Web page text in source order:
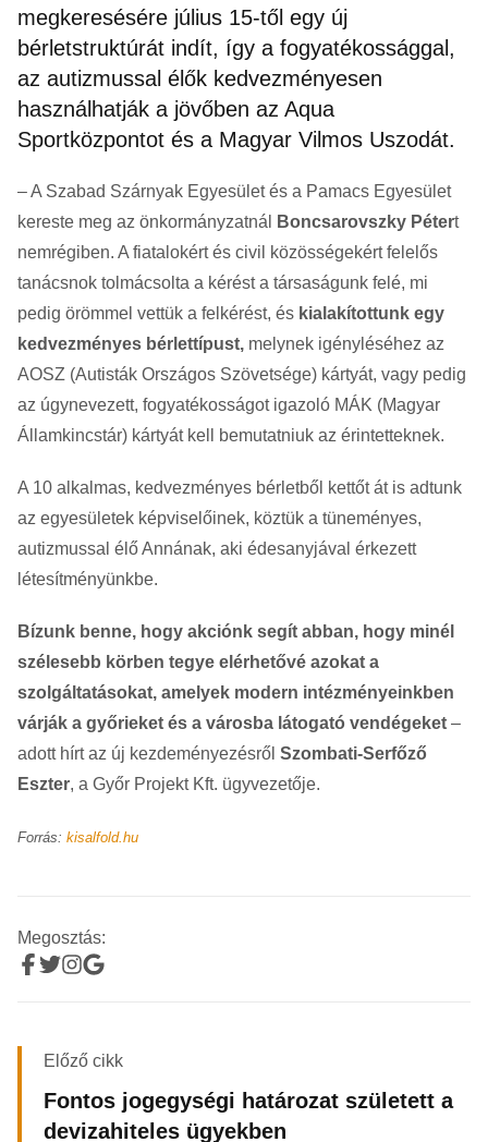
megkeresésére július 15-től egy új
bérletstruktúrát indít, így a fogyatékossággal,
az autizmussal élők kedvezményesen
használhatják a jövőben az Aqua
Sportközpontot és a Magyar Vilmos Uszodát.
– A Szabad Szárnyak Egyesület és a Pamacs Egyesület
kereste meg az önkormányzatnál
Boncsarovszky Pétert
nemrégiben. A fiatalokért és civil közösségekért felelős
tanácsnok tolmácsolta a kérést a társaságunk felé, mi
pedig örömmel vettük a felkérést, és kialakítottunk egy
kedvezményes bérlettípust, melynek igényléséhez az
AOSZ (Autisták Országos Szövetsége) kártyát, vagy pedig
az úgynevezett, fogyatékosságot igazoló MÁK (Magyar
Államkincstár) kártyát kell bemutatniuk az érintetteknek.
A 10 alkalmas, kedvezményes bérletből kettőt át is adtunk
az egyesületek képviselőinek, köztük a tüneményes,
autizmussal élő Annának, aki édesanyjával érkezett
létesítményünkbe.
Bízunk benne, hogy akciónk segít abban, hogy minél
szélesebb körben tegye elérhetővé azokat a
szolgáltatásokat, amelyek modern intézményeinkben
várják a győrieket és a városba látogató vendégeket –
adott hírt az új kezdeményezésről Szombati-Serfőző
Eszter, a Győr Projekt Kft. ügyvezetője.
Forrás: kisalfold.hu
Megosztás:
Előző cikk
Fontos jogegységi határozat született a
devizahiteles ügyekben